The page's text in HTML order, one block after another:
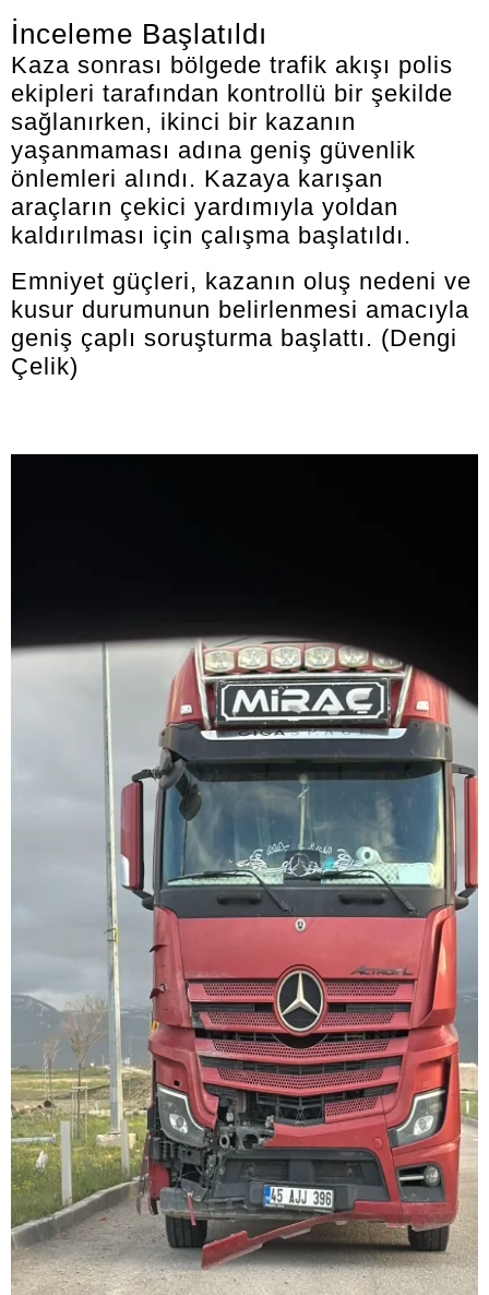
İnceleme Başlatıldı
Kaza sonrası bölgede trafik akışı polis
ekipleri tarafından kontrollü bir şekilde
sağlanırken, ikinci bir kazanın
yaşanmaması adına geniş güvenlik
önlemleri alındı. Kazaya karışan
araçların çekici yardımıyla yoldan
kaldırılması için çalışma başlatıldı.
Emniyet güçleri, kazanın oluş nedeni ve
kusur durumunun belirlenmesi amacıyla
geniş çaplı soruşturma başlattı. (Dengi
Çelik)